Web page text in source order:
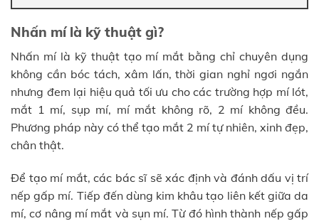
Nhấn mí là kỹ thuật gì?
Nhấn mí là kỹ thuật tạo mí mắt bằng chỉ chuyên dụng
không cần bóc tách, xâm lấn, thời gian nghỉ ngơi ngắn
nhưng đem lại hiệu quả tối ưu cho các trường hợp mí lót,
mắt 1 mí, sụp mí, mí mắt không rõ, 2 mí không đều.
Phương pháp này có thể tạo mắt 2 mí tự nhiên, xinh đẹp,
chân thật.
Để tạo mí mắt, các bác sĩ sẽ xác định và đánh dấu vị trí
nếp gấp mí. Tiếp đến dùng kim khâu tạo liên kết giữa da
mí, cơ nâng mí mắt và sụn mí. Từ đó hình thành nếp gấp